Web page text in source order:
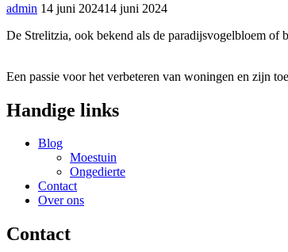
admin 14 juni 202414 juni 2024
De Strelitzia, ook bekend als de paradijsvogelbloem
Een passie voor het verbeteren van woningen en zijn
Handige links
Blog
Moestuin
Ongedierte
Contact
Over ons
Contact